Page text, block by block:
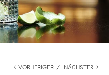
← VORHERIGER / NÄCHSTER →